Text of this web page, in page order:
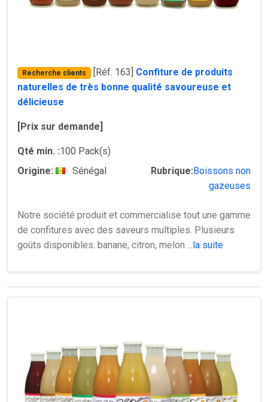
Recherche clients [Réf. 163] Confiture de produits
naturelles de très bonne qualité savoureuse et
délicieuse
[Prix sur demande]
Qté min. :100 Pack(s)
Origine:
Sénégal Rubrique: Boissons non
gazeuses
Notre société produit et commercialise tout une gamme
de confitures avec des saveurs multiples. Plusieurs
goûts disponibles: banane, citron, melon ...la suite